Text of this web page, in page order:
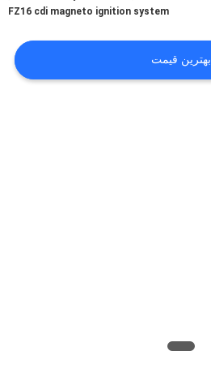
FZ16 cdi magneto ignition system
بهترین قیمت